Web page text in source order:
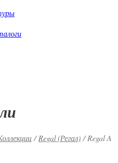
/Regal (Регал)/ Regal A